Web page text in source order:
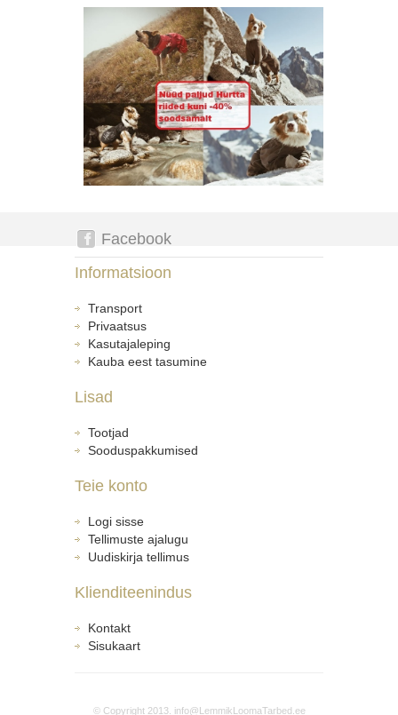
Facebook
Informatsioon
Transport
Privaatsus
Kasutajaleping
Kauba eest tasumine
Lisad
Tootjad
Sooduspakkumised
Teie konto
Logi sisse
Tellimuste ajalugu
Uudiskirja tellimus
Klienditeenindus
Kontakt
Sisukaart
© Copyright 2013. info@LemmikLoomaTarbed.ee